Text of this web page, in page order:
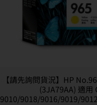
【請先詢問貨況】HP
(3JA79AA) 適用
9010/9018/9016/9019/